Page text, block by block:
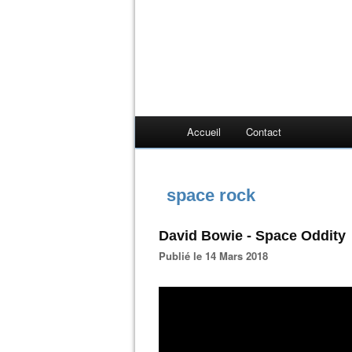
Accueil Contact
space rock
David Bowie - Space Oddity
Publié le 14 Mars 2018